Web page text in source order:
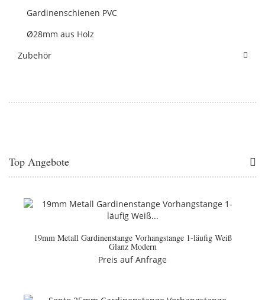
Gardinenschienen PVC
Ø28mm aus Holz
Zubehör
Top Angebote
19mm Metall Gardinenstange Vorhangstange 1-läufig Weiß
Glanz Modern
Preis auf Anfrage